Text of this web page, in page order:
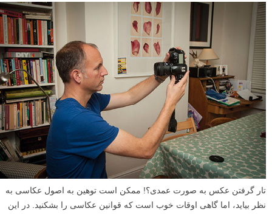
تار گرفتن عکس به صورت عمدی؟! ممکن است توهین به اصول عکاسی به
نظر بیاید، اما گاهی اوقات خوب است که قوانین عکاسی را بشکنید. در این